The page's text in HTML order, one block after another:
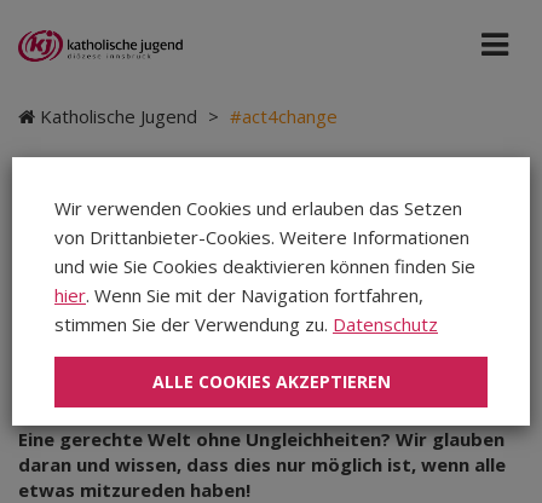
Katholische Jugend > #act4change
#act4change
Dienstag, 08.11.2022 | Katholische Jugend | Teilen
Eine gerechte Welt ohne Ungleichheiten? Wir glauben
daran und wissen, dass dies nur möglich ist, wenn alle
etwas mitzureden haben!
Wir verwenden Cookies und erlauben das Setzen
von Drittanbieter-Cookies. Weitere Informationen
und wie Sie Cookies deaktivieren können finden Sie
hier. Wenn Sie mit der Navigation fortfahren,
stimmen Sie der Verwendung zu. Datenschutz
ALLE COOKIES AKZEPTIEREN